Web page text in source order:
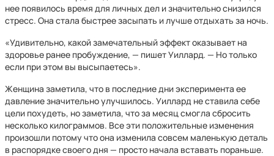
нее появилось время для личных дел и значительно снизился
стресс. Она стала быстрее засыпать и лучше отдыхать за ночь.
«Удивительно, какой замечательный эффект оказывает на
здоровье ранее пробуждение, — пишет Уиллард. — Но только
если при этом вы высыпаетесь».
Женщина заметила, что в последние дни эксперимента ее
давление значительно улучшилось. Уиллард не ставила себе
цели похудеть, но заметила, что за месяц смогла сбросить
несколько килограммов. Все эти положительные изменения
произошли потому что она изменила совсем маленькую деталь
в распорядке своего дня — просто начала вставать пораньше.